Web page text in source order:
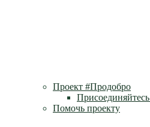
Проект #Продобро
Помочь проекту